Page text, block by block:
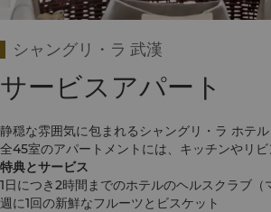
シャングリ・ラ 武漢
サービスアパート
静穏な雰囲気に包まれるシャングリ・ラ ホテ
全45室のアパートメントには、キッチンやリ
特典とサービス
1日につき2時間までのホテルのヘルスクラブ
週に1回の新鮮なフルーツとビスケット